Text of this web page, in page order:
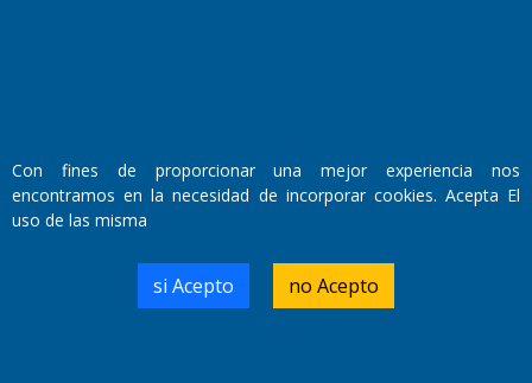
Walter René Goñi
Domicilio Legal: José Ingenieros 855,
Santa Rosa, La Pampa.
Número de Registro DNDA:
Con fines de proporcionar una mejor experiencia nos
encontramos en la necesidad de incorporar cookies. Acepta El
uso de las misma
si Acepto no Acepto